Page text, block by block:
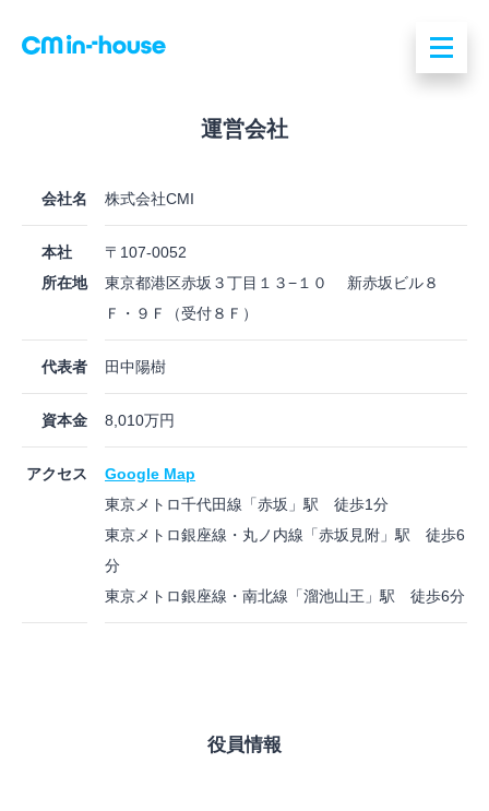
運営会社
会社名 株式会社CMI
本社
所在地
〒107-0052
東京都港区赤坂３丁目１３−１０ 新赤坂ビル８
Ｆ・９Ｆ（受付８Ｆ）
代表者 田中陽樹
資本金 8,010万円
アクセス
Google Map
東京メトロ千代田線「赤坂」駅 徒歩1分
東京メトロ銀座線・丸ノ内線「赤坂見附」駅 徒歩6
分
東京メトロ銀座線・南北線「溜池山王」駅 徒歩6分
役員情報